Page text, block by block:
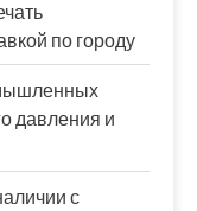
по городу
давления и
с